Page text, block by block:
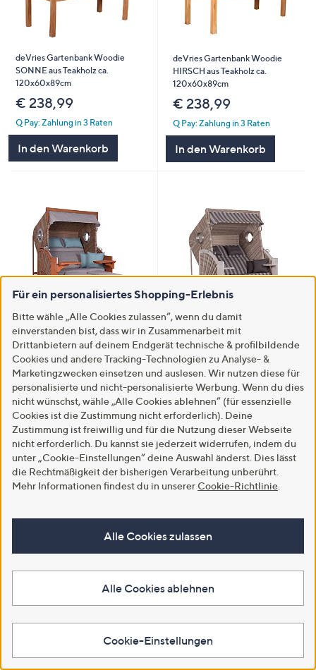
deVries Gartenbank Woodie
SONNE aus Teakholz ca.
120x60x89cm
€ 238,99
Q Pay: Zahlung in 3 Raten
In den Warenkorb
deVries Gartenbank Woodie
HIRSCH aus Teakholz ca.
120x60x89cm
€ 238,99
Q Pay: Zahlung in 3 Raten
In den Warenkorb
deVries Strandkorb PURE®
Seaside XL Aluminium-
Bullaugen ca. 132x92x165cm
€ 2.098,99
Q Pay: Zahlung in 12 Raten
In den Warenkorb
deVries Strandkorb PURE® Cliff
ca. 145x80x160cm
€ 1.848,99
Q Pay: Zahlung in 12 Raten
In den Warenkorb
deVries Strandkorb PURE®
Wave XL inkl. Holz-Bullaugen ca.
Q Pay: Zahlung in 12 Raten
MASSON® Fiberglasmöbel
Armlehnstuhl Topas ca.
€ 299,99
Q Pay: Zahlung in 9 Raten
Für ein personalisiertes Shopping-Erlebnis
Bitte wähle „Alle Cookies zulassen“, wenn du damit
einverstanden bist, dass wir in Zusammenarbeit mit
Drittanbietern auf deinem Endgerät technische & profilbildende
Cookies und andere Tracking-Technologien zu Analyse- &
Marketingzwecken einsetzen und auslesen. Wir nutzen diese für
personalisierte und nicht-personalisierte Werbung. Wenn du dies
nicht wünschst, wähle „Alle Cookies ablehnen“ (für essenzielle
Cookies ist die Zustimmung nicht erforderlich). Deine
Zustimmung ist freiwillig und für die Nutzung dieser Webseite
nicht erforderlich. Du kannst sie jederzeit widerrufen, indem du
unter „Cookie-Einstellungen“ deine Auswahl änderst. Dies lässt
die Rechtmäßigkeit der bisherigen Verarbeitung unberührt.
Mehr Informationen findest du in unserer Cookie-Richtlinie
Alle Cookies zulassen
Alle Cookies ablehnen
Cookie-Einstellungen